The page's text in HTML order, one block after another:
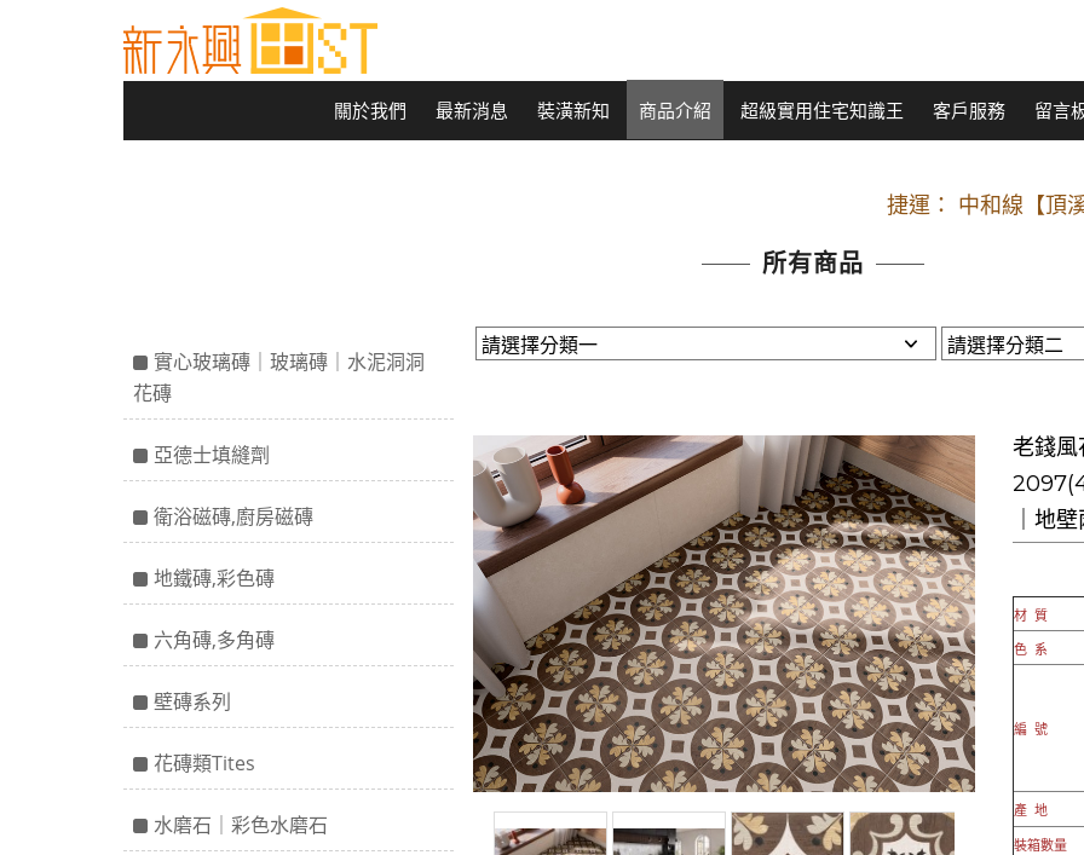
關於我們 最新消息 裝潢新知 商品介紹 超級實用住宅知識王 客戶服務 留言
捷運： 中和線【頂
原Line已滿 無法加Line好友 請
捷運： 中和線【頂
原Line已滿 無法加Line好友 請親
所有商品
實心玻璃磚｜玻璃磚｜水泥洞洞
花磚
亞德士填縫劑
衛浴磁磚,廚房磁磚
地鐵磚,彩色磚
六角磚,多角磚
壁磚系列
花磚類Tites
水磨石｜彩色水磨石
老錢
｜地
材 質
色 系
編 號
產 地
裝箱數量